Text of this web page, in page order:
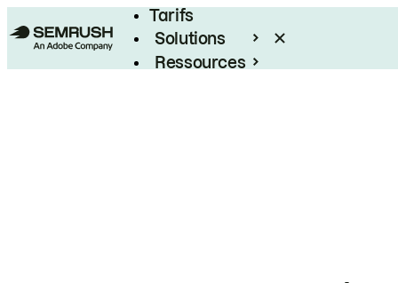
Tarifs
Solutions
Ressources